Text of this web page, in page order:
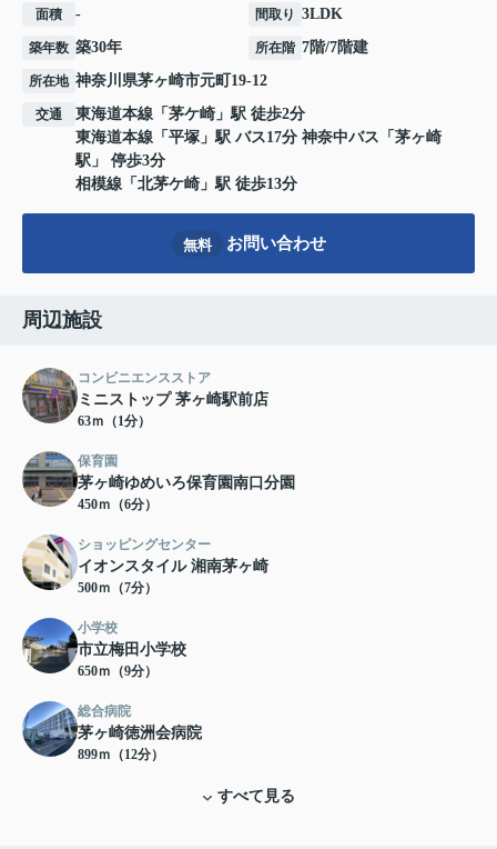
面積 - 間取り 3LDK
築年数 築30年 所在階 7階/7階建
所在地 神奈川県茅ヶ崎市元町 19-12
交通 東海道本線 「 茅ケ崎 」駅 徒歩2分
東海道本線 「 平塚 」駅 バス17分 神奈中バス「茅ヶ崎
駅」 停歩3分
相模線 「 北茅ケ崎 」駅 徒歩13分
無料 お問い合わせ
周辺施設
コンビニエンスストア
ミニストップ 茅ヶ崎駅前店
63ｍ（1分）
保育園
茅ヶ崎ゆめいろ保育園南口分園
450ｍ（6分）
ショッピングセンター
イオンスタイル 湘南茅ヶ崎
500ｍ（7分）
小学校
市立梅田小学校
650ｍ（9分）
総合病院
茅ヶ崎徳洲会病院
899ｍ（12分）
すべて見る